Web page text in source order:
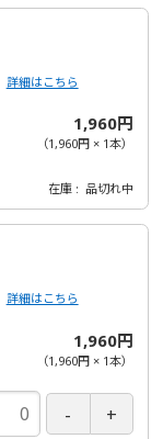
詳細はこちら
1,960円
（1,960円× 1本）
在庫 品切れ中
詳細はこちら
1,960円
（1,960円× 1本）